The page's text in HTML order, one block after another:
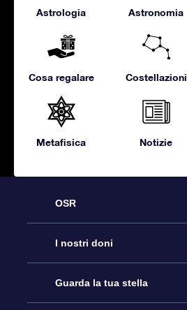
Astrologia Astronomia
Cosa regalare Costellazioni
Metafisica Notizie
OSR
Assistenza
Contattaci
I nostri doni
Online Star Gift
Guarda la tua stella